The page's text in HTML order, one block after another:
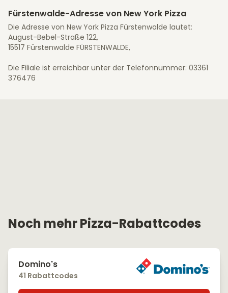
Fürstenwalde-Adresse von New York Pizza
Die Adresse von New York Pizza Fürstenwalde lautet:
August-Bebel-Straße 122,
15517 Fürstenwalde FÜRSTENWALDE,
Die Filiale ist erreichbar unter der Telefonnummer: 03361
376476
Noch mehr Pizza-Rabattcodes
Domino's
41 Rabattcodes